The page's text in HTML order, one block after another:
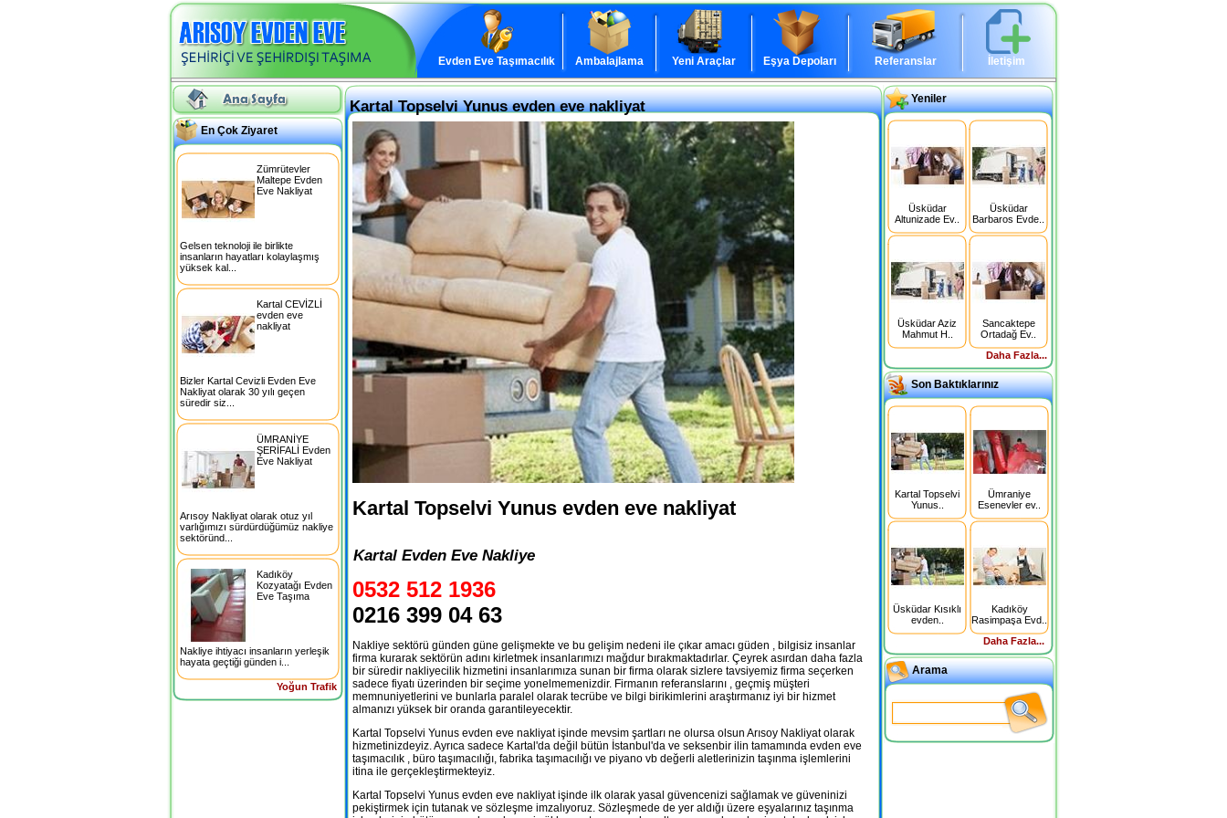
Evden Eve Taşımacılık Ambalajlama Yeni Araçlar Eşya Depoları Referanslar İletişim
En Çok Ziyaret
Zümrütevler
Maltepe Evden
Eve Nakliyat
Gelsen teknoloji ile birlikte
insanların hayatları kolaylaşmış
yüksek kal...
Kartal CEVİZLİ
evden eve
nakliyat
Bizler Kartal Cevizli Evden Eve
Nakliyat olarak 30 yılı geçen
süredir siz...
ÜMRANİYE
ŞERİFALİ Evden
Eve Nakliyat
Arısoy Nakliyat olarak otuz yıl
varlığımızı sürdürdüğümüz nakliye
sektöründ...
Kadıköy
Kozyatağı Evden
Eve Taşıma
Nakliye ihtiyacı insanların yerleşik
hayata geçtiği günden i...
Yoğun Trafik
Kartal Topselvi Yunus evden eve nakliyat
Kartal Topselvi Yunus evden eve nakliyat
Kartal Evden Eve Nakliye
0532 512 1936
0216 399 04 63
Nakliye sektörü günden güne gelişmekte ve bu gelişim nedeni ile çıkar amacı güden , bilgisiz insanlar
firma kurarak sektörün adını kirletmek insanlarımızı mağdur bırakmaktadırlar. Çeyrek asırdan daha fazla
bir süredir nakliyecilik hizmetini insanlarımıza sunan bir firma olarak sizlere tavsiyemiz firma seçerken
sadece fiyatı üzerinden bir seçime yonelmemenizdir. Firmanın referanslarını , geçmiş müşteri
memnuniyetlerini ve bunlarla paralel olarak tecrübe ve bilgi birikimlerini araştırmanız iyi bir hizmet
almanızı yüksek bir oranda garantileyecektir.
Kartal Topselvi Yunus evden eve nakliyat işinde mevsim şartları ne olursa olsun Arısoy Nakliyat olarak
hizmetinizdeyiz. Ayrıca sadece Kartal'da değil bütün İstanbul'da ve seksenbir ilin tamamında evden eve
taşımacılık , büro taşımacılığı, fabrika taşımacılığı ve piyano vb değerli aletlerinizin taşınma işlemlerini
itina ile gerçekleştirmekteyiz.
Kartal Topselvi Yunus evden eve nakliyat işinde ilk olarak yasal güvencenizi sağlamak ve güveninizi
pekiştirmek için tutanak ve sözleşme imzalıyoruz. Sözleşmede de yer aldığı üzere eşyalarınız taşınma
Yeniler
Üsküdar
Altunizade Ev..
Üsküdar
Barbaros Evde..
Üsküdar Aziz
Mahmut H..
Sancaktepe
Ortadağ Ev..
Daha Fazla...
Son Baktıklarınız
Kartal Topselvi
Yunus..
Ümraniye
Esenevler ev..
Üsküdar Kısıklı
evden..
Kadıköy
Rasimpaşa Evd..
Daha Fazla...
Arama